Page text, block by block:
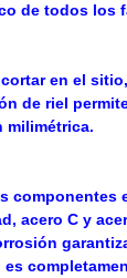
de todos los
en el
de riel
milimétrica.
componentes
acero C y